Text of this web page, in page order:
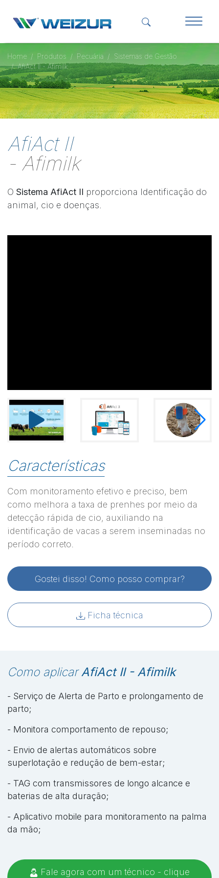
Home Produtos Pecuária
Sistemas de Gestão
AfiAct II - Afimilk
AfiAct II
- Afimilk
O Sistema AfiAct II proporciona Identificação do
animal, cio e doenças.
Características
Com monitoramento efetivo e preciso, bem
como melhora a taxa de prenhes por meio da
detecção rápida de cio, auxiliando na
identificação de vacas a serem inseminadas no
período correto.
Gostei disso! Como posso comprar?
Ficha técnica
Como aplicarAfiAct II - Afimilk
- Serviço de Alerta de Parto e prolongamento de
parto;
- Monitora comportamento de repouso;
- Envio de alertas automáticos sobre
superlotação e redução de bem-estar;
- TAG com transmissores de longo alcance e
baterias de alta duração;
- Aplicativo mobile para monitoramento na palma
da mão;
Fale agora com um técnico - clique